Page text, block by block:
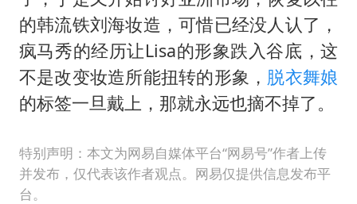
的韩流铁刘海妆造，可惜已经没人认了，
疯马秀的经历让Lisa的形象跌入谷底，这
不是改变妆造所能扭转的形象， 脱衣舞娘
的标签一旦戴上，那就永远也摘不掉了。
特别声明：本文为网易自媒体平台“网易号”作者上传
并发布，仅代表该作者观点。网易仅提供信息发布平
台。